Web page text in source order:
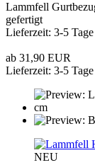
Lammfell
gefertigt
Lieferzeit: 3-5 Tage
ab 31,90 EUR
Lieferzeit: 3-5 Tage
NEU